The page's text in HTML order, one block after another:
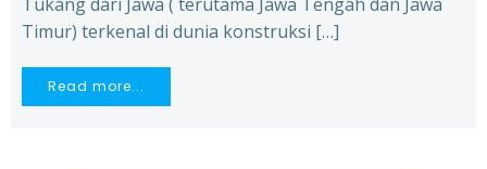
Timur) terkenal di dunia konstruksi […]
Read more...